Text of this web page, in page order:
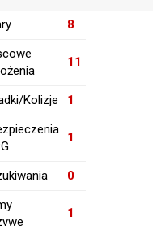
8
11
Kolizje
1
1
0
1